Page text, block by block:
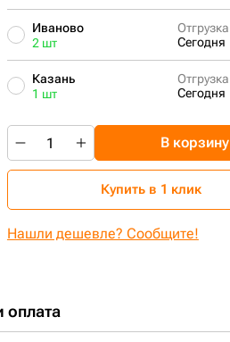
Иваново
2 шт
Отгрузка
Сегодня
Казань
1 шт
Отгрузка
Сегодня
В корзину
Купить в 1 клик
Нашли дешевле? Сообщите!
оплата